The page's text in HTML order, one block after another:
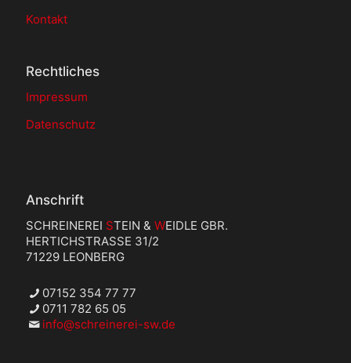
Kontakt
Rechtliches
Impressum
Datenschutz
Anschrift
SCHREINEREI STEIN & WEIDLE GBR.
HERTICHSTRASSE 31/2
71229 LEONBERG
07152 354 77 77
0711 782 65 05
info@schreinerei-sw.de